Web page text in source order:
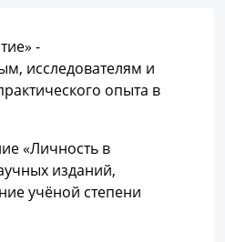
-
исследователям и
опыта в
«Личность в
изданий,
учёной степени